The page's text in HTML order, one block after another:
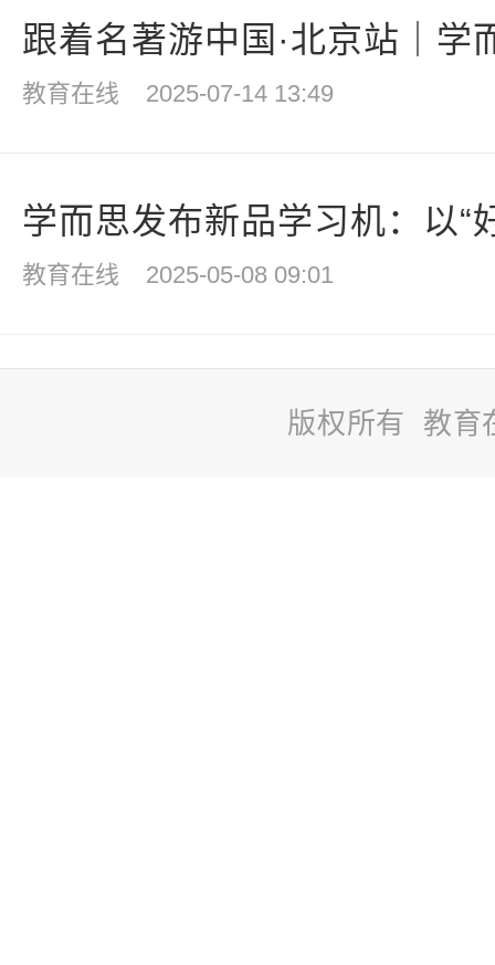
跟着名著游中国·北京站｜学
教育在线 2025-07-14 13:49
学而思发布新品学习机：以“
教育在线 2025-05-08 09:01
版权所有 教育